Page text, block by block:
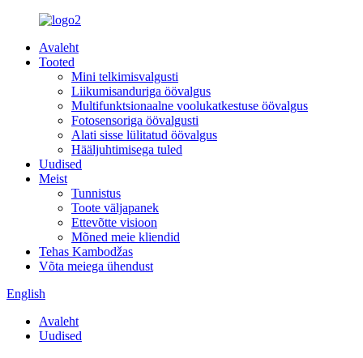
Avaleht
Tooted
Mini telkimisvalgusti
Liikumisanduriga öövalgus
Multifunktsionaalne voolukatkestuse öövalgus
Fotosensoriga öövalgusti
Alati sisse lülitatud öövalgus
Hääljuhtimisega tuled
Uudised
Meist
Tunnistus
Toote väljapanek
Ettevõtte visioon
Mõned meie kliendid
Tehas Kambodžas
Võta meiega ühendust
English
Avaleht
Uudised